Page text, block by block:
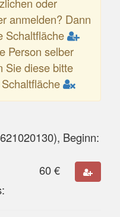
anmelden? Dann
Schaltfläche
Person selber
Sie diese bitte
), Beginn:
60€